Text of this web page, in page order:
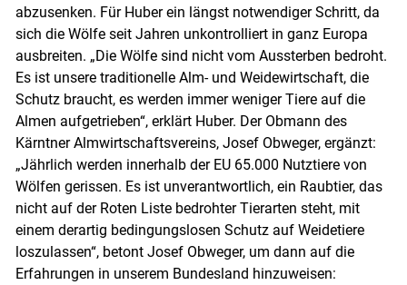
Skip to main content
abzusenken. Für Huber ein längst notwendiger Schritt, da
sich die Wölfe seit Jahren unkontrolliert in ganz Europa
ausbreiten. „Die Wölfe sind nicht vom Aussterben bedroht.
Es ist unsere traditionelle Alm- und Weidewirtschaft, die
Schutz braucht, es werden immer weniger Tiere auf die
Almen aufgetrieben“, erklärt Huber. Der Obmann des
Kärntner Almwirtschaftsvereins, Josef Obweger, ergänzt:
„Jährlich werden innerhalb der EU 65.000 Nutztiere von
Wölfen gerissen. Es ist unverantwortlich, ein Raubtier, das
nicht auf der Roten Liste bedrohter Tierarten steht, mit
einem derartig bedingungslosen Schutz auf Weidetiere
loszulassen“, betont Josef Obweger, um dann auf die
Erfahrungen in unserem Bundesland hinzuweisen: